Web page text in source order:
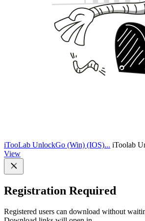
iTooLab UnlockGo (Win) (IOS)... iToolab
View
Registration Required
Registered users can download without